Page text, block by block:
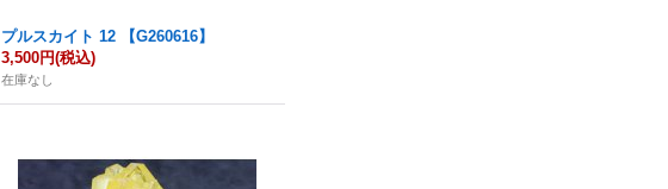
プルスカイト 12 【G260616】
3,500円(税込)
在庫なし